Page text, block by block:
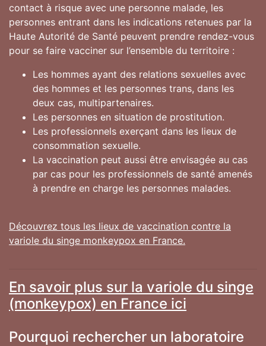
contact à risque avec une personne malade, les
personnes entrant dans les indications retenues par la
Haute Autorité de Santé peuvent prendre rendez-vous
pour se faire vacciner sur l’ensemble du territoire :
Les hommes ayant des relations sexuelles avec
des hommes et les personnes trans, dans les
deux cas, multipartenaires.
Les personnes en situation de prostitution.
Les professionnels exerçant dans les lieux de
consommation sexuelle.
La vaccination peut aussi être envisagée au cas
par cas pour les professionnels de santé amenés
à prendre en charge les personnes malades.
Découvrez tous les lieux de vaccination contre la
variole du singe monkeypox en France.
En savoir plus sur la variole du singe
(monkeypox) en France ici
Pourquoi rechercher un laboratoire